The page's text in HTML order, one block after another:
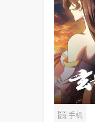
 手机